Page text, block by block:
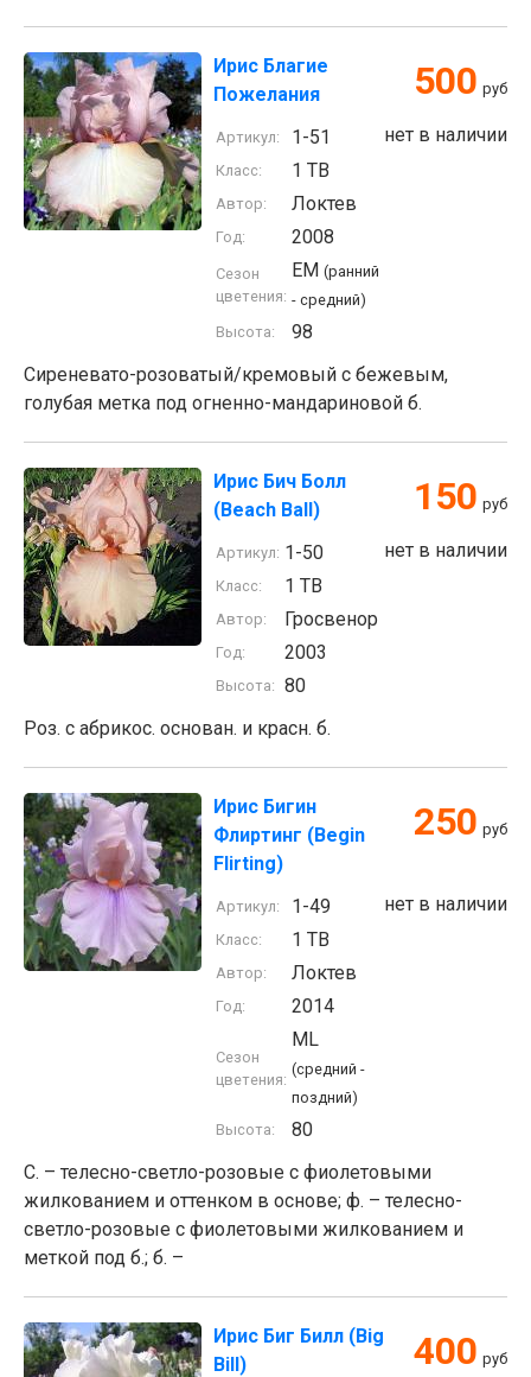
Ирис Благие
Пожелания
500 руб
нет в наличии
Артикул: 1-51
Класс: 1 TB
Автор: Локтев
Год: 2008
Сезон
цветения:
EM (ранний
- средний)
Высота:
98
Сиреневато-розоватый/кремовый с бежевым,
голубая метка под огненно-мандариновой б.
Ирис Бич Болл
(Beach Ball)
150 руб
нет в наличии
Артикул: 1-50
Класс: 1 TB
Автор: Гросвенор
Год: 2003
Высота: 80
Роз. с абрикос. основан. и красн. б.
Ирис Бигин
Флиртинг (Begin
Flirting)
250 руб
нет в наличии
Артикул: 1-49
Класс: 1 TB
Автор: Локтев
Год: 2014
Сезон
цветения:
ML
(средний -
поздний)
Высота:
80
С. – телесно-светло-розовые с фиолетовыми
жилкованием и оттенком в основе; ф. – телесно-
светло-розовые с фиолетовыми жилкованием и
меткой под б.; б. –
Ирис Биг Билл (Big
Bill)
400 руб